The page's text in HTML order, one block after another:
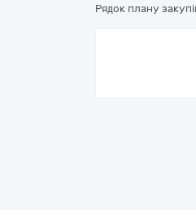
Рядок плану